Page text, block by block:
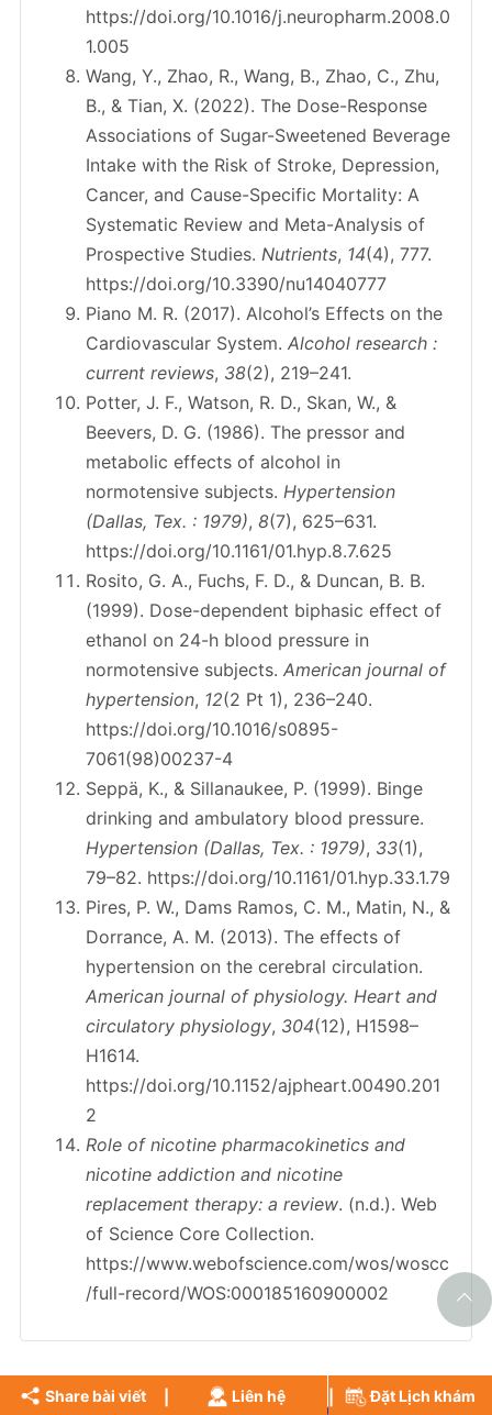
https://doi.org/10.1016/j.neuropharm.2008.0
1.005
Wang, Y., Zhao, R., Wang, B., Zhao, C., Zhu,
B., & Tian, X. (2022). The Dose-Response
Associations of Sugar-Sweetened Beverage
Intake with the Risk of Stroke, Depression,
Cancer, and Cause-Specific Mortality: A
Systematic Review and Meta-Analysis of
Prospective Studies. Nutrients, 14(4), 777.
https://doi.org/10.3390/nu14040777
Piano M. R. (2017). Alcohol’s Effects on the
Cardiovascular System. Alcohol research :
current reviews, 38(2), 219–241.
Potter, J. F., Watson, R. D., Skan, W., &
Beevers, D. G. (1986). The pressor and
metabolic effects of alcohol in
normotensive subjects. Hypertension
(Dallas, Tex. : 1979), 8(7), 625–631.
https://doi.org/10.1161/01.hyp.8.7.625
Rosito, G. A., Fuchs, F. D., & Duncan, B. B.
(1999). Dose-dependent biphasic effect of
ethanol on 24-h blood pressure in
normotensive subjects. American journal of
hypertension, 12(2 Pt 1), 236–240.
https://doi.org/10.1016/s0895-
7061(98)00237-4
Seppä, K., & Sillanaukee, P. (1999). Binge
drinking and ambulatory blood pressure.
Hypertension (Dallas, Tex. : 1979), 33(1),
79–82. https://doi.org/10.1161/01.hyp.33.1.79
Pires, P. W., Dams Ramos, C. M., Matin, N., &
Dorrance, A. M. (2013). The effects of
hypertension on the cerebral circulation.
American journal of physiology. Heart and
circulatory physiology, 304(12), H1598–
H1614.
https://doi.org/10.1152/ajpheart.00490.201
2
Role of nicotine pharmacokinetics and
nicotine addiction and nicotine
replacement therapy: a review. (n.d.). Web
of Science Core Collection.
https://www.webofscience.com/wos/woscc
/full-record/WOS:000185160900002
Share bài viết Liên hệ Đặt Lịch khám